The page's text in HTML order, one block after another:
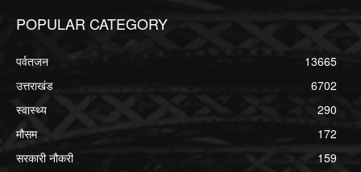
POPULAR CATEGORY
पर्वतजन
13665
उत्तराखंड
6702
स्वास्थ्य
290
मौसम
172
सरकारी नौकरी
159